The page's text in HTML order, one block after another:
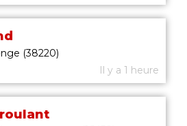
(38220)
Il y a 1 heure